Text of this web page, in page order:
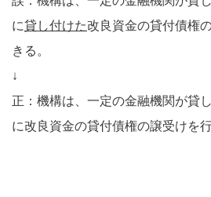
に貸し付けた改良資金の貸付債権
きる。
↓
正：機構は、一定の金融機関が貸
に改良資金の貸付債権の譲受けを